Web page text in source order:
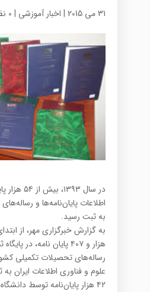
31 می 2015 | اخبار آموزشی | 0 نظر
در سال
اطلاعات پایان‌نامه‌ها و
به ثبت رسيد.
هزار و ۴۰۷ پايان نامه، در
رساله‌های تحصیلات تکمیلی
علوم و فناوری اطلاعات ايران
۴۲ هزار پایان‌نامه توسط دانشگاه‌ها تایید شده است.